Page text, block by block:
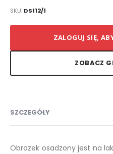
SKU DS112/1
ZALOGUJ SIĘ,
ZOBACZ
SZCZEGÓŁY
Obrazek osadzony jest na